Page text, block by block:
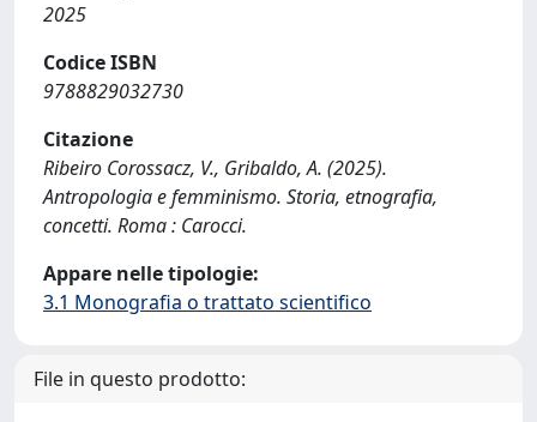
2025
Codice ISBN
9788829032730
Citazione
Ribeiro Corossacz, V., Gribaldo, A. (2025).
Antropologia e femminismo. Storia, etnografia,
concetti. Roma : Carocci.
Appare nelle tipologie:
3.1 Monografia o trattato scientifico
File in questo prodotto: